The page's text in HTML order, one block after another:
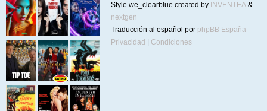
Style we_clearblue created by INVENTEA &
nextgen
Traducción al español por phpBB España
Privacidad
Condiciones